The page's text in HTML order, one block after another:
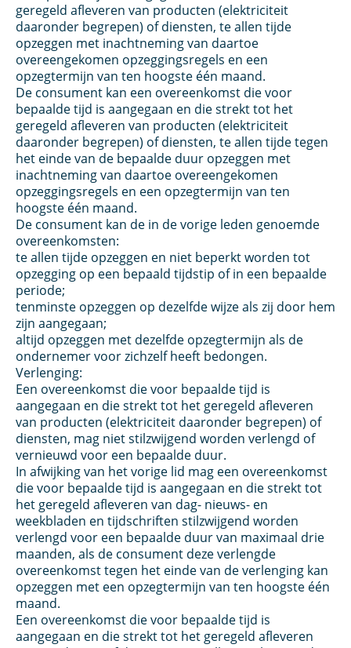
geregeld afleveren van producten (elektriciteit
daaronder begrepen) of diensten, te allen tijde
opzeggen met inachtneming van daartoe
overeengekomen opzeggingsregels en een
opzegtermijn van ten hoogste één maand.
De consument kan een overeenkomst die voor
bepaalde tijd is aangegaan en die strekt tot het
geregeld afleveren van producten (elektriciteit
daaronder begrepen) of diensten, te allen tijde tegen
het einde van de bepaalde duur opzeggen met
inachtneming van daartoe overeengekomen
opzeggingsregels en een opzegtermijn van ten
hoogste één maand.
De consument kan de in de vorige leden genoemde
overeenkomsten:
te allen tijde opzeggen en niet beperkt worden tot
opzegging op een bepaald tijdstip of in een bepaalde
periode;
tenminste opzeggen op dezelfde wijze als zij door hem
zijn aangegaan;
altijd opzeggen met dezelfde opzegtermijn als de
ondernemer voor zichzelf heeft bedongen.
Verlenging:
Een overeenkomst die voor bepaalde tijd is
aangegaan en die strekt tot het geregeld afleveren
van producten (elektriciteit daaronder begrepen) of
diensten, mag niet stilzwijgend worden verlengd of
vernieuwd voor een bepaalde duur.
In afwijking van het vorige lid mag een overeenkomst
die voor bepaalde tijd is aangegaan en die strekt tot
het geregeld afleveren van dag- nieuws- en
weekbladen en tijdschriften stilzwijgend worden
verlengd voor een bepaalde duur van maximaal drie
maanden, als de consument deze verlengde
overeenkomst tegen het einde van de verlenging kan
opzeggen met een opzegtermijn van ten hoogste één
maand.
Een overeenkomst die voor bepaalde tijd is
aangegaan en die strekt tot het geregeld afleveren